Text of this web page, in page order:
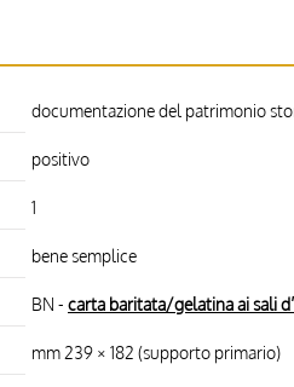
documentazione del patrimonio
positivo
1
bene semplice
BN - carta baritata/gelatina ai sali
mm 239 × 182 (supporto primario)